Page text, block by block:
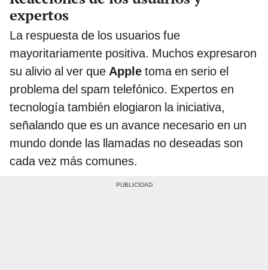
expertos
La respuesta de los usuarios fue
mayoritariamente positiva. Muchos expresaron
su alivio al ver que Apple toma en serio el
problema del spam telefónico. Expertos en
tecnología también elogiaron la iniciativa,
señalando que es un avance necesario en un
mundo donde las llamadas no deseadas son
cada vez más comunes.